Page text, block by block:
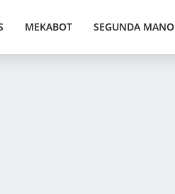
MEKABOT SEGUNDA MANO